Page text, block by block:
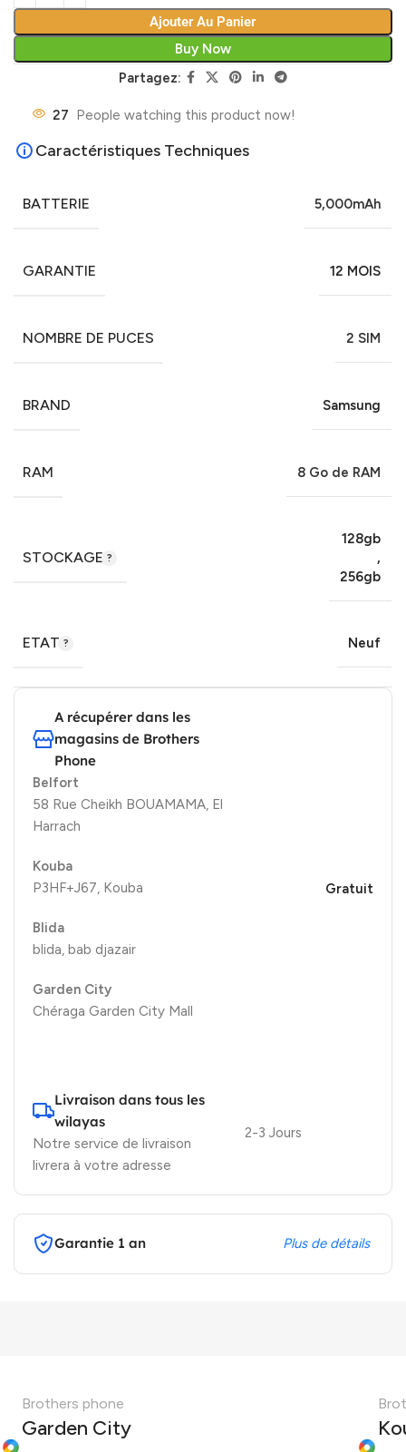
Ajouter Au Panier
Buy Now
Partagez:
27 People watching this product now!
Caractéristiques Techniques
BATTERIE 5,000mAh
GARANTIE 12 MOIS
NOMBRE DE PUCES 2 SIM
BRAND Samsung
RAM 8 Go de RAM
STOCKAGE
128gb
,
256gb
ETAT Neuf
A récupérer dans les
magasins de Brothers
Phone
Belfort
58 Rue Cheikh BOUAMAMA, El
Harrach
Kouba
P3HF+J67, Kouba
Blida
blida, bab djazair
Garden City
Chéraga Garden City Mall
Gratuit
Livraison dans tous les
wilayas
Notre service de livraison
livrera à votre adresse
2-3 Jours
Garantie 1 an Plus de détails
Brothers phone
Garden City